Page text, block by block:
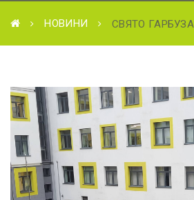
НОВИНИ СВЯТО ГАРБУЗА